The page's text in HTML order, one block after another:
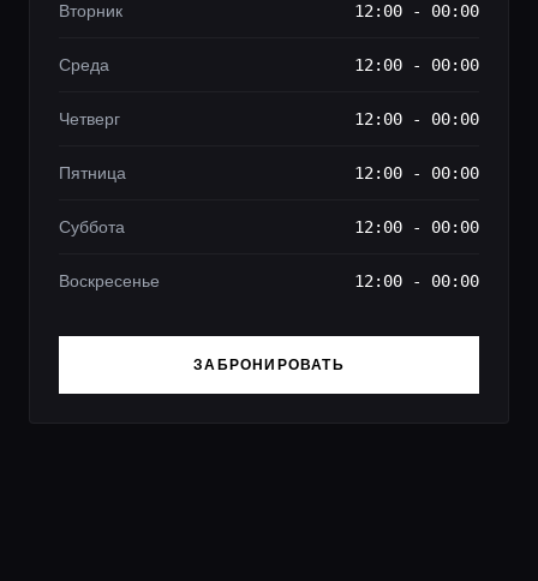
Вторник 12:00 - 00:00
Среда 12:00 - 00:00
Четверг 12:00 - 00:00
Пятница 12:00 - 00:00
Суббота 12:00 - 00:00
Воскресенье 12:00 - 00:00
ЗАБРОНИРОВАТЬ